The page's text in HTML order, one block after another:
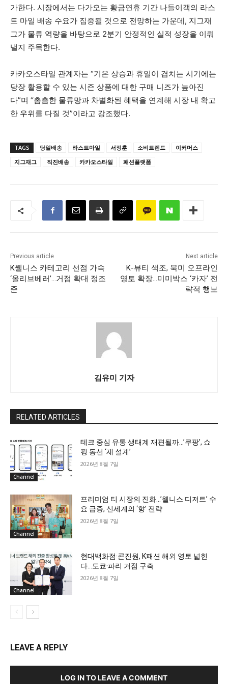
가한다. 시장에서는 다가오는 황금연휴 기간 나들이객의 라스
트 마일 배송 수요가 집중될 것으로 전망하는 가운데, 지그재
그가 물류 역량을 바탕으로 2분기 안정적인 실적 성장을 이뤄
낼지 주목한다.
카카오스타일 관계자는 “기온 상승과 휴일이 겹치는 시기에는
당장 활용할 수 있는 시즌 상품에 대한 구매 니즈가 높아진
다”며 “촘촘한 물류망과 차별화된 혜택을 연계해 시장 내 확고
한 우위를 다질 것”이라고 강조했다.
TAGS 당일배송 라스트마일 서정훈 소비트렌드
이커머스
지그재그
직진배송 카카오스타일 패션플랫폼
Previous article
K웰니스 카테고리 선점 가속
‘올리브베러’…거점 확대 정조
준
Next article
K-뷰티 색조, 북미 오프라인
영토 확장…미미박스 ‘카자’ 전
략적 행보
김유미 기자
RELATED ARTICLES
Channel
테크 중심 유통 생태계 재편될까…’쿠팡’, 쇼
핑 동선 ‘재 설계’
2026년 8월 7일
Channel
프리미엄 티 시장의 진화…’웰니스 디저트’ 수
요 급증, 신세계의 ‘향’ 전략
2026년 8월 7일
Channel
현대백화점·콘진원, K패션 해외 영토 넓힌
다…도쿄·파리 거점 구축
2026년 8월 7일
LEAVE A REPLY
LOG IN TO LEAVE A COMMENT